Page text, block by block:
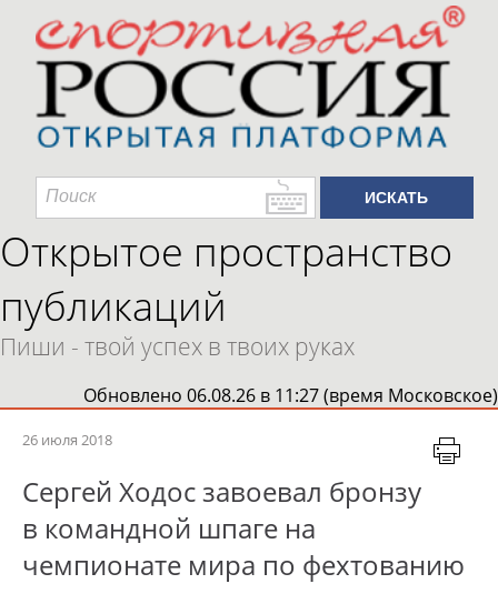
Открытое пространство
публикаций
Пиши - твой успех в твоих руках
Обновлено 06.08.26 в 11:27 (время Московское)
26 июля 2018
Сергей Ходос завоевал бронзу
в командной шпаге на
чемпионате мира по фехтованию